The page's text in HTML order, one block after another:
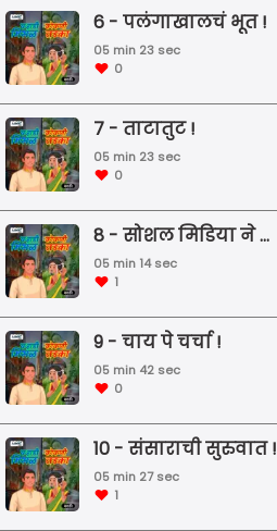
6 - पलंगाखालचं भूत !
05 min 23 sec
0
7 - ताटातुट !
05 min 23 sec
0
8 - सोशल मिडिया ने भेटवलं !
05 min 14 sec
1
9 - चाय पे चर्चा !
05 min 42 sec
0
10 - संसाराची सुरुवात !
05 min 27 sec
1